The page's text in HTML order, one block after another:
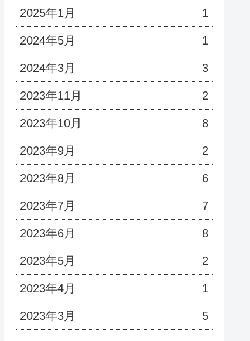
2025年1月 1
2024年5月 1
2024年3月 3
2023年11月 2
2023年10月 8
2023年9月 2
2023年8月 6
2023年7月 7
2023年6月 8
2023年5月 2
2023年4月 1
2023年3月 5